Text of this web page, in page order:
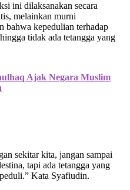
ini dilaksanakan secara
melainkan murni
bahwa kepedulian terhadap
tidak ada tetangga yang
Ajak Negara Muslim
sekitar kita, jangan sampai
tapi ada tetangga yang
Kata Syafiudin.